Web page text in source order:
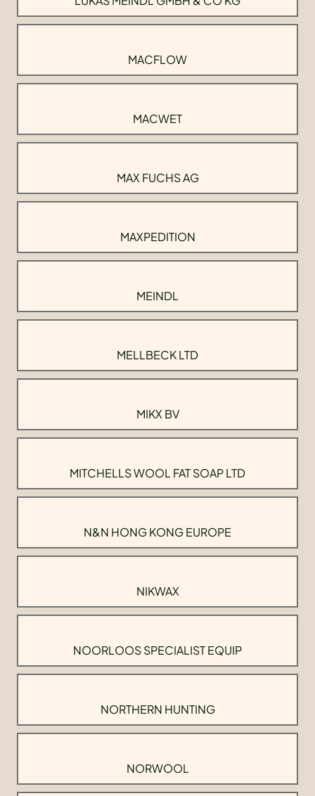
MACFLOW
MACWET
MAX FUCHS AG
MAXPEDITION
MEINDL
MELLBECK LTD
MIKX BV
MITCHELLS WOOL FAT SOAP LTD
N&N HONG KONG EUROPE
NIKWAX
NOORLOOS SPECIALIST EQUIP
NORTHERN HUNTING
NORWOOL